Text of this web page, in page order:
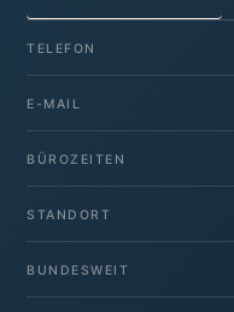
TELEFON
E-MAIL
BÜROZEITEN
STANDORT
BUNDESWEIT